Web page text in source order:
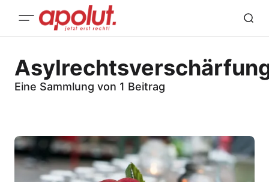
Eine Sammlung von 1 Beitrag